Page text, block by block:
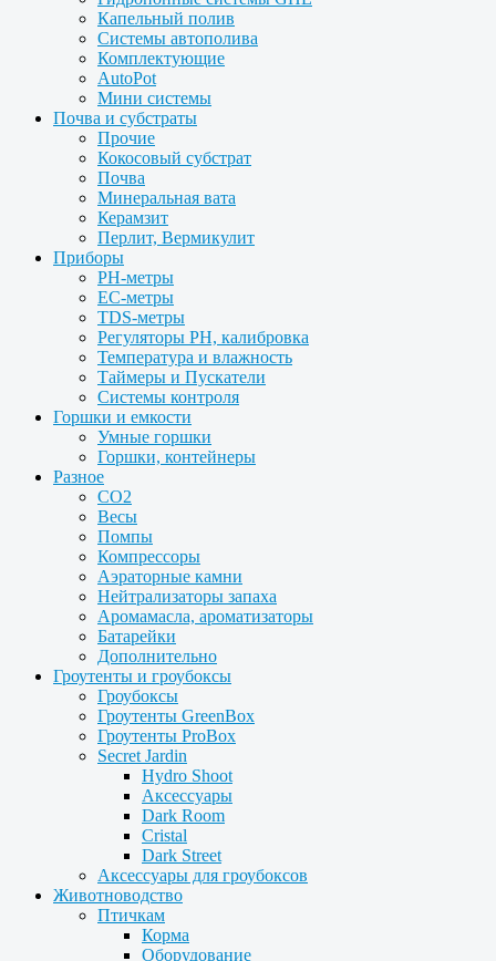
Капельный полив
Системы автополива
Комплектующие
AutoPot
Мини системы
Почва и субстраты
Прочие
Кокосовый субстрат
Почва
Минеральная вата
Керамзит
Перлит, Вермикулит
Приборы
PH-метры
EC-метры
TDS-метры
Регуляторы PH, калибровка
Температура и влажность
Таймеры и Пускатели
Системы контроля
Горшки и емкости
Умные горшки
Горшки, контейнеры
Разное
CO2
Весы
Помпы
Компрессоры
Аэраторные камни
Нейтрализаторы запаха
Аромамасла, ароматизаторы
Батарейки
Дополнительно
Гроутенты и гроубоксы
Гроубоксы
Гроутенты GreenBox
Гроутенты ProBox
Secret Jardin
Hydro Shoot
Аксессуары
Dark Room
Cristal
Dark Street
Аксессуары для гроубоксов
Животноводство
Птичкам
Корма
Оборудование